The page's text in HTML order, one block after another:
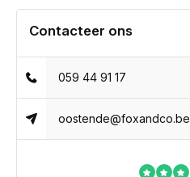
Contacteer ons
059 44 91 17
oostende@foxandco.be